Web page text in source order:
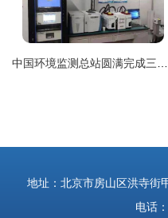
地址：北京市房山区洪寺街
电话